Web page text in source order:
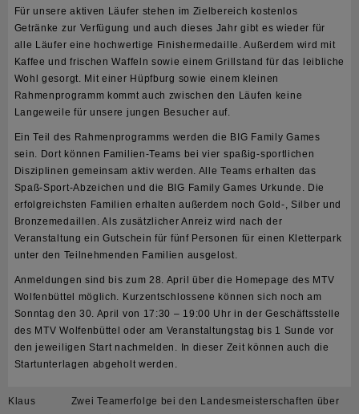
Für unsere aktiven Läufer stehen im Zielbereich kostenlos
Getränke zur Verfügung und auch dieses Jahr gibt es wieder für
alle Läufer eine hochwertige Finishermedaille. Außerdem wird mit
Kaffee und frischen Waffeln sowie einem Grillstand für das leibliche
Wohl gesorgt. Mit einer Hüpfburg sowie einem kleinen
Rahmenprogramm kommt auch zwischen den Läufen keine
Langeweile für unsere jungen Besucher auf.
Ein Teil des Rahmenprogramms werden die BIG Family Games
sein. Dort können Familien-Teams bei vier spaßig-sportlichen
Disziplinen gemeinsam aktiv werden. Alle Teams erhalten das
Spaß-Sport-Abzeichen und die BIG Family Games Urkunde. Die
erfolgreichsten Familien erhalten außerdem noch Gold-, Silber und
Bronzemedaillen. Als zusätzlicher Anreiz wird nach der
Veranstaltung ein Gutschein für fünf Personen für einen Kletterpark
unter den Teilnehmenden Familien ausgelost.
Anmeldungen sind bis zum 28. April über die Homepage des MTV
Wolfenbüttel möglich. Kurzentschlossene können sich noch am
Sonntag den 30. April von 17:30 – 19:00 Uhr in der Geschäftsstelle
des MTV Wolfenbüttel oder am Veranstaltungstag bis 1 Sunde vor
den jeweiligen Start nachmelden. In dieser Zeit können auch die
Startunterlagen abgeholt werden.
Beitragsnavigation
Klaus
Zwei Teamerfolge bei den Landesmeisterschaften über